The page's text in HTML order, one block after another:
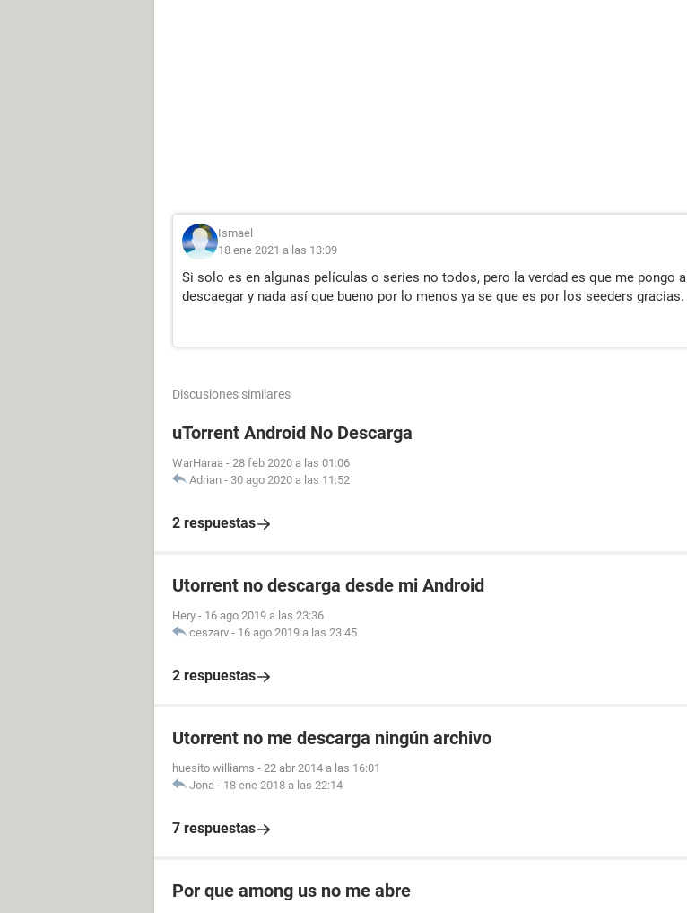
Ismael
18 ene 2021 a las 13:09
Si solo es en algunas películas o series no todos, pero la verdad es que me pongo a
descaegar y nada así que bueno por lo menos ya se que es por los seeders gracias.
Discusiones similares
uTorrent Android No Descarga
WarHaraa - 28 feb 2020 a las 01:06
Adrian - 30 ago 2020 a las 11:52
2 respuestas
Utorrent no descarga desde mi Android
Hery - 16 ago 2019 a las 23:36
ceszarv - 16 ago 2019 a las 23:45
2 respuestas
Utorrent no me descarga ningún archivo
huesito williams - 22 abr 2014 a las 16:01
Jona - 18 ene 2018 a las 22:14
7 respuestas
Por que among us no me abre